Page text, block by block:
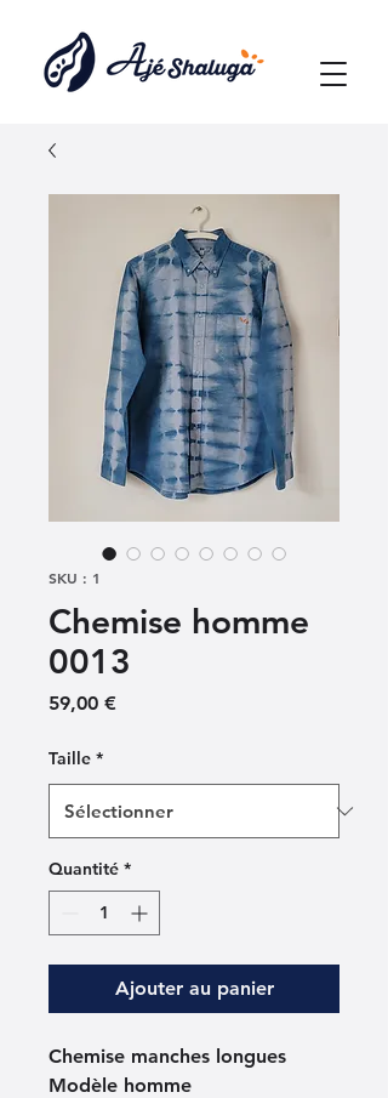
SKU : 1
Chemise homme
0013
59,00 €
Taille *
Quantité *
Ajouter au panier
Chemise manches longues
Modèle homme